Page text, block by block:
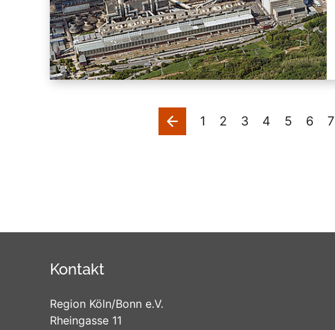
vorherige
1 2 3 4 5 6 7
Kontakt
Region Köln/Bonn e.V.
Rheingasse 11